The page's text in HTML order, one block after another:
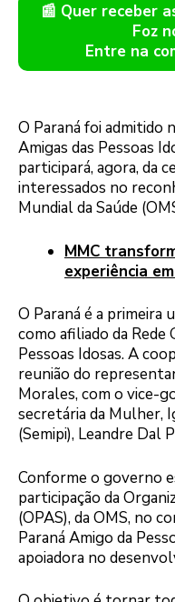
📰 Quer receber
Foz
Entre na
O Paraná foi admitido
Amigas das Pessoas
participará, agora, da
interessados no
Mundial da Saúde
MMC
experiência
O Paraná é a primeira
como afiliado da Rede
Pessoas Idosas. A
reunião do
Morales, com o vice-
secretária da Mulher,
(Semipi), Leandre Dal
Conforme o governo
participação da
(OPAS), da OMS, no
Paraná Amigo da
apoiadora no